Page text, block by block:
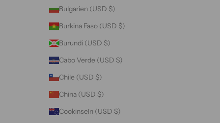
Bulgarien (USD $)
Burkina Faso (USD $)
Burundi (USD $)
Cabo Verde (USD $)
Chile (USD $)
China (USD $)
Cookinseln (USD $)